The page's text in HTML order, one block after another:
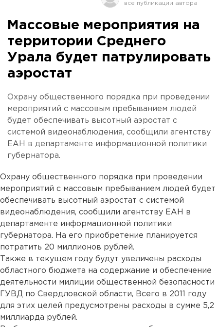
Массовые мероприятия на
территории Среднего
Урала будет патрулировать
аэростат
Охрану общественного порядка при проведении
мероприятий с массовым пребыванием людей
будет обеспечивать высотный аэростат с
системой видеонаблюдения, сообщили агентству
ЕАН в департаменте информационной политики
губернатора.
Охрану общественного порядка при проведении
мероприятий с массовым пребыванием людей будет
обеспечивать высотный аэростат с системой
видеонаблюдения, сообщили агентству ЕАН в
департаменте информационной политики
губернатора. На его приобретение планируется
потратить 20 миллионов рублей.
Также в текущем году будут увеличены расходы
областного бюджета на содержание и обеспечение
деятельности милиции общественной безопасности
ГУВД по Свердловской области, Всего в 2011 году
для этих целей предусмотрены расходы в сумме 5,2
миллиарда рублей.